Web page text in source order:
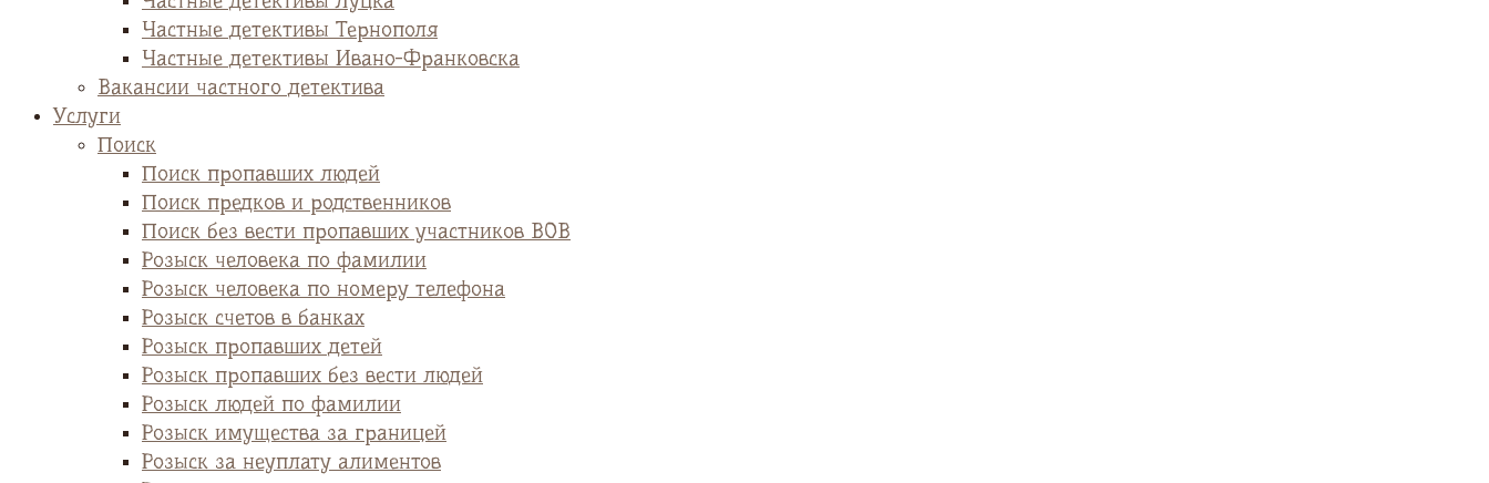
Частные детективы Тернополя
Частные детективы Ивано-Франковска
Вакансии частного детектива
Услуги
Поиск
Поиск пропавших людей
Поиск предков и родственников
Поиск без вести пропавших участников ВОВ
Розыск человека по фамилии
Розыск человека по номеру телефона
Розыск счетов в банках
Розыск пропавших детей
Розыск пропавших без вести людей
Розыск людей по фамилии
Розыск имущества за границей
Розыск за неуплату алиментов